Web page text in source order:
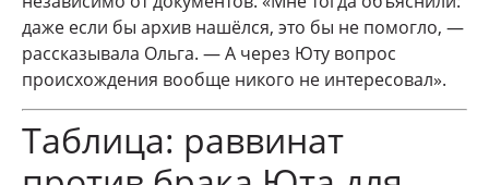
даже если бы архив нашёлся, это бы не помогло, —
рассказывала Ольга. — А через Юту вопрос
происхождения вообще никого не интересовал».
Таблица: раввинат